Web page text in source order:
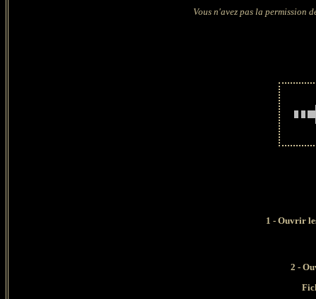
Vous n'avez pas la permission
1 - Ouvrir
2 -